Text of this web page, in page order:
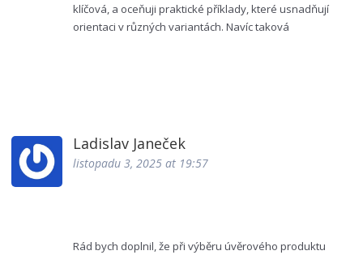
klíčová, a oceňuji praktické příklady, které usnadňují
orientaci v různých variantách. Navíc taková
Ladislav Janeček
listopadu 3, 2025 at 19:57
Rád bych doplnil, že při výběru úvěrového produktu